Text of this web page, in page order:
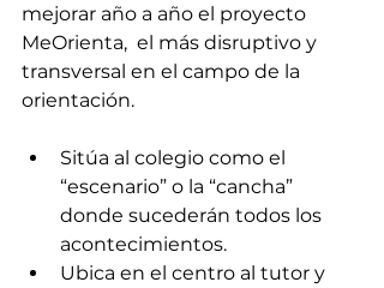
mejorar año a año el proyecto
MeOrienta,  el más disruptivo y
transversal en el campo de la
orientación.
Sitúa al colegio como el
“escenario” o la “cancha”
donde sucederán todos los
acontecimientos.
Ubica en el centro al tutor y